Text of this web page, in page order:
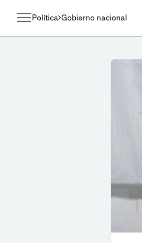
Política Gobierno nacional